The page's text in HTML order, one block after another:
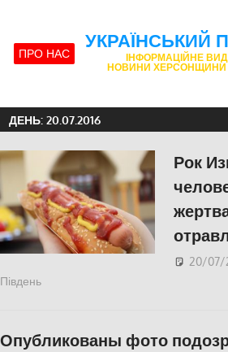
ПРО НАС
УКРАЇНСЬКИЙ
ІНФОРМАЦІЙНЕ
НОВИНИ ХЕРСОНЩИНИ І
ДЕНЬ:20.07.2016
Рок
20/07/
Південь
Опубликованы фото